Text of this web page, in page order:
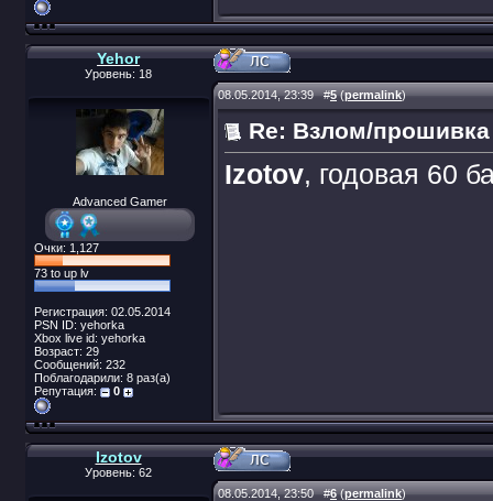
Yehor
Уровень: 18
Advanced Gamer
Очки: 1,127
73 to up lv
Регистрация: 02.05.2014
PSN ID: yehorka
Xbox live id: yehorka
Возраст: 29
Сообщений: 232
Поблагодарили: 8 раз(а)
Репутация:
0
08.05.2014, 23:39#5(permalink)
Re: Взлом/прошивка
Izotov, годовая 60
Izotov
Уровень: 62
08.05.2014, 23:50#6(permalink)